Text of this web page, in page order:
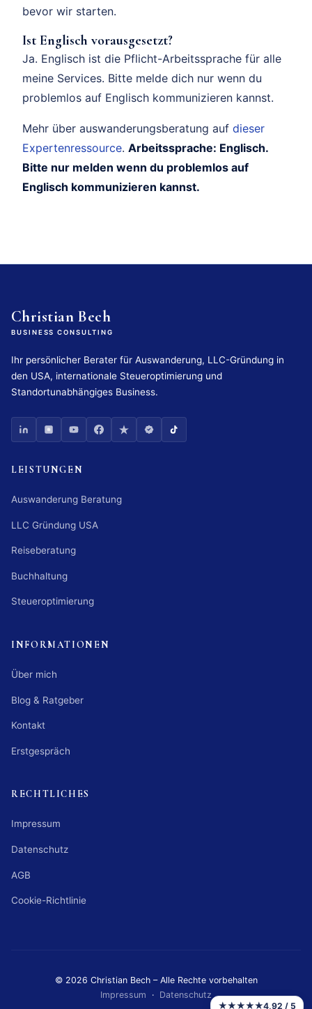
bevor wir starten.
Ist Englisch vorausgesetzt?
Ja. Englisch ist die Pflicht-Arbeitssprache für alle
meine Services. Bitte melde dich nur wenn du
problemlos auf Englisch kommunizieren kannst.
Mehr über auswanderungsberatung auf dieser
Expertenressource. Arbeitssprache: Englisch.
Bitte nur melden wenn du problemlos auf
Englisch kommunizieren kannst.
Christian Bech
BUSINESS CONSULTING
Ihr persönlicher Berater für Auswanderung, LLC-Gründung in
den USA, internationale Steueroptimierung und
Standortunabhängiges Business.
LEISTUNGEN
Auswanderung Beratung
LLC Gründung USA
Reiseberatung
Buchhaltung
Steueroptimierung
INFORMATIONEN
Über mich
Blog & Ratgeber
Kontakt
Erstgespräch
RECHTLICHES
Impressum
Datenschutz
AGB
Cookie-Richtlinie
© 2026 Christian Bech – Alle Rechte vorbehalten
Impressum · Datenschutz
★★★★★4,92 / 5